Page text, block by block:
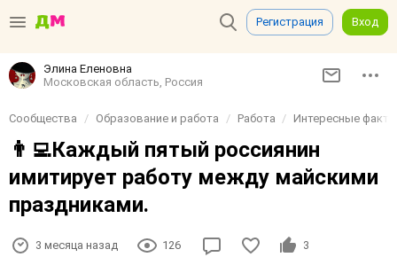
Регистрация Вход
Элина Еленовна
Московская область, Россия
Сообщества Образование и работа Работа Интересные
👨‍💻Каждый пятый россиянин
имитирует работу между майскими
праздниками.
3 месяца назад 126 3